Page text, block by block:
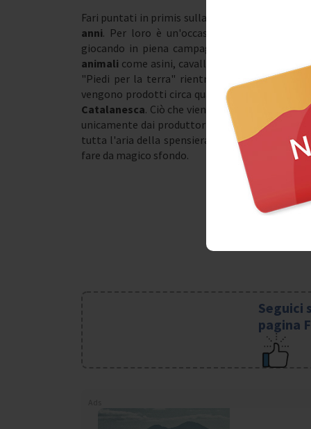
Fari puntati in primis sulla formazione dei più
anni. Per loro è un'occasione preziosa per
giocando in piena campagna e respirando
animali come asini, cavallo, anatre, galline e
"Piedi per la terra" rientra, ovviamente e
vengono prodotti circa quattromila litri
Catalanesca. Ciò che viene prodotto a San
unicamente dai produttori e dai soci, oltre che
tutta l'aria della spensieratezza di quelle
fare da magico sfondo.
Seguici
pagina